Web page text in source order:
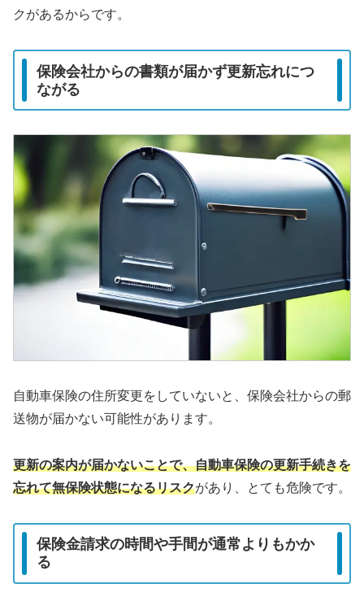
クがあるからです。
保険会社からの書類が届かず更新忘れにつ
ながる
自動車保険の住所変更をしていないと、保険会社からの郵
送物が届かない可能性があります。
更新の案内が届かないことで、自動車保険の更新手続きを
忘れて無保険状態になるリスクがあり、とても危険です。
保険金請求の時間や手間が通常よりもかか
る